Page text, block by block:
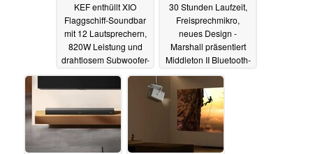
KEF enthüllt XIO
Flaggschiff-Soundbar
mit 12 Lautsprechern,
820W Leistung und
drahtlosem Subwoofer-
Adapter08.07.2025
30 Stunden Laufzeit,
Freisprechmikro,
neues Design -
Marshall präsentiert
Middleton II Bluetooth-
Lautsprecher01.07.2025